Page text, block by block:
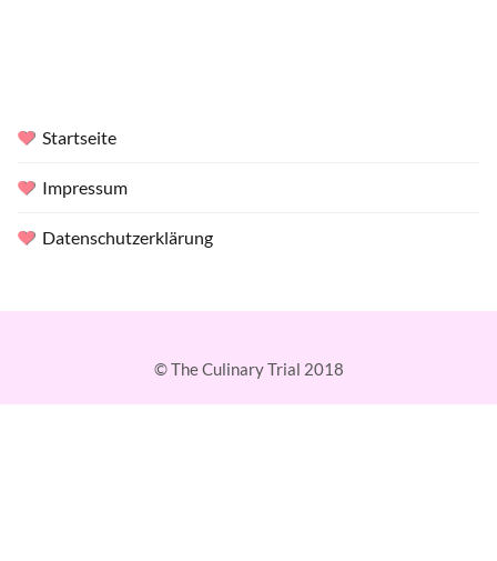
Startseite
Impressum
Datenschutzerklärung
© The Culinary Trial 2018